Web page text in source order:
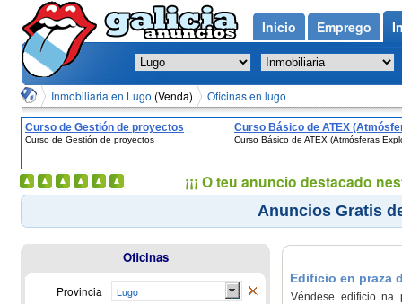
Inmobiliaria en Lugo (Venda) Oficinas en lugo
Curso de Gestión de proyectos
Curso de Gestión de proyectos
Curso Básico de ATEX
Explosivas)
Curso Básico de ATEX (Atmósferas
Anuncios Gratis
Edificio en praza
Véndese edificio na
Oficinas
Provincia Lugo
Inicio Emprego
¡¡¡ O teu anuncio destacado